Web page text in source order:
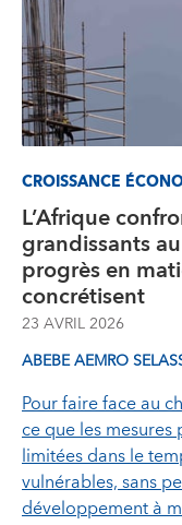
CROISSANCE
L’Afrique
grandissants
progrès en
concrétisent
23 AVRIL 2026
ABEBE AEMRO
Pour faire face au
ce que les mesures
limitées dans le
vulnérables, sans
développement à